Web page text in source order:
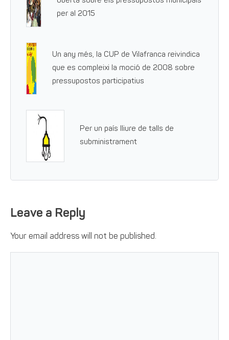
per al 2015
Un any més, la CUP de Vilafranca reivindica
que es compleixi la moció de 2008 sobre
pressupostos participatius
Per un país lliure de talls de
subministrament
Leave a Reply
Your email address will not be published.